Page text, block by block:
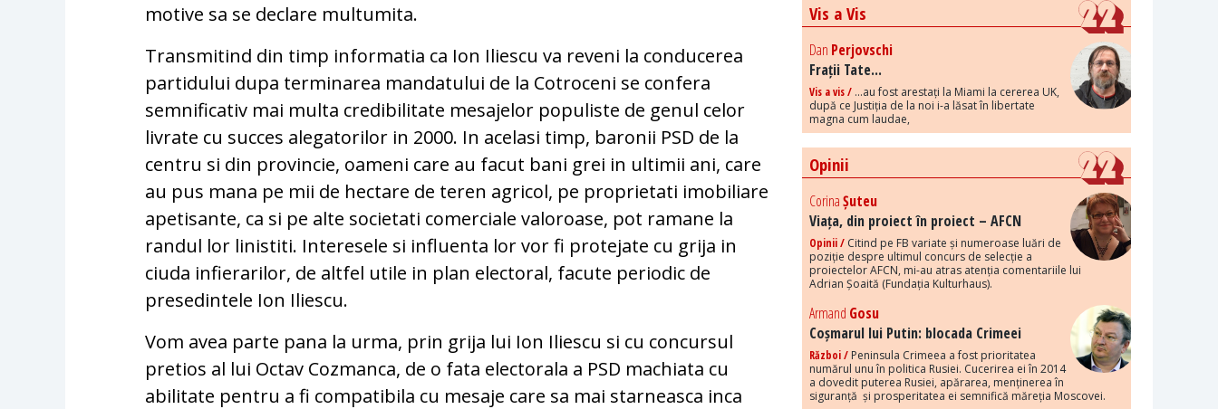
motive sa se declare multumita.
Transmitind din timp informatia ca Ion Iliescu va reveni la conducerea
partidului dupa terminarea mandatului de la Cotroceni se confera
semnificativ mai multa credibilitate mesajelor populiste de genul celor
livrate cu succes alegatorilor in 2000. In acelasi timp, baronii PSD de la
centru si din provincie, oameni care au facut bani grei in ultimii ani, care
au pus mana pe mii de hectare de teren agricol, pe proprietati imobiliare
apetisante, ca si pe alte societati comerciale valoroase, pot ramane la
randul lor linistiti. Interesele si influenta lor vor fi protejate cu grija in
ciuda infierarilor, de altfel utile in plan electoral, facute periodic de
presedintele Ion Iliescu.
Vom avea parte pana la urma, prin grija lui Ion Iliescu si cu concursul
pretios al lui Octav Cozmanca, de o fata electorala a PSD machiata cu
abilitate pentru a fi compatibila cu mesaje care sa mai starneasca inca
Vis a Vis
Dan Perjovschi
Frații Tate...
Vis a vis / ...au fost arestați la Miami la cererea UK,
după ce Justiția de la noi i-a lăsat în libertate
magna cum laudae,
Opinii
CorinaȘuteu
Viața, din proiect în proiect – AFCN
Opinii / Citind pe FB variate și numeroase luări de
poziție despre ultimul concurs de selecție a
proiectelor AFCN, mi-au atras atenția comentariile lui
Adrian Șoaită (Fundația Kulturhaus).
Armand Gosu
Coșmarul lui Putin: blocada Crimeei
Război / Peninsula Crimeea a fost prioritatea
numărul unu în politica Rusiei. Cucerirea ei în 2014
a dovedit puterea Rusiei, apărarea, menținerea în
siguranță și prosperitatea ei semnifică măreția Moscovei.